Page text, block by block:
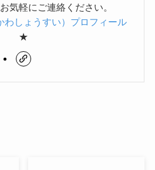
気軽にご連絡ください。
わしょうすい）プロフィール
★